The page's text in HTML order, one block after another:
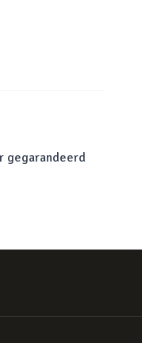
gegarandeerd